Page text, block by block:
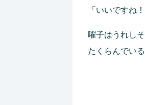
「いいですね！
曜子はうれし
たくらんでい